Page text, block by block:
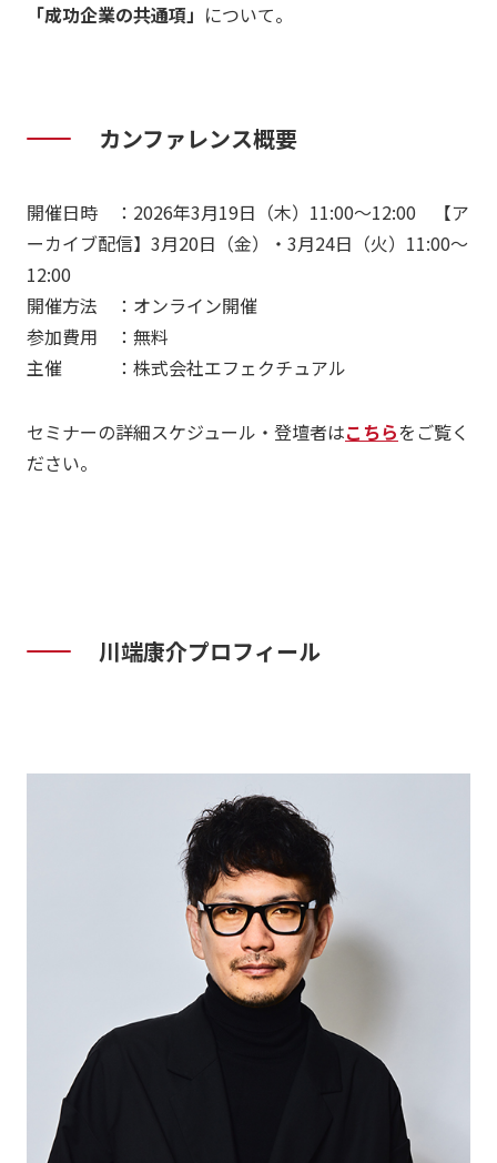
「成功企業の共通項」 について。
カンファレンス概要
開催日時 ：2026年3月19日（木）11:00～12:00 【ア
ーカイブ配信】3月20日（金）・3月24日（火）11:00～
12:00
開催方法 ：オンライン開催
参加費用 ：無料
主催 ：株式会社エフェクチュアル
セミナーの詳細スケジュール・登壇者はこちらをご覧く
ださい。
川端康介プロフィール